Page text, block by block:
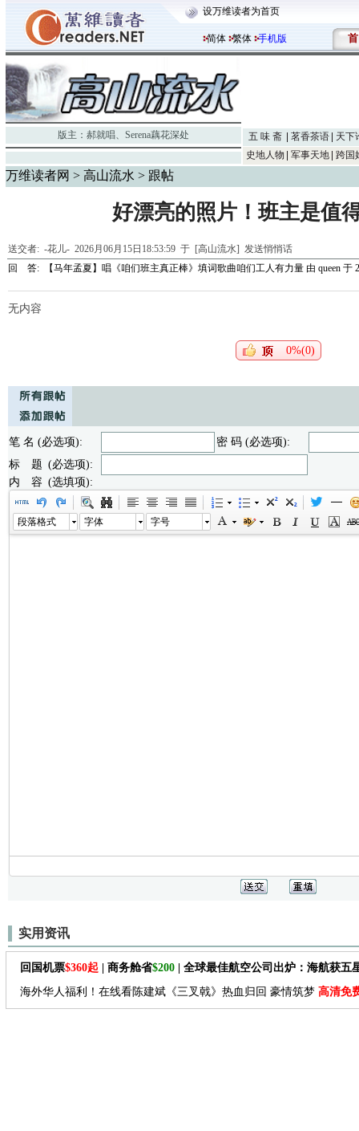
设万维读者为首页
简体 繁体 手机版 首
版主： 郝就唱、 Serena藕花深处 五 味 斋 茗香茶语
天下
史地人物
军事天地 跨国
万维读者网 > 高山流水 > 跟帖
好漂亮的照片！班主是值
送交者: -花儿- 2026月06月15日18:53:59 于 [高山流水] 发送悄悄话
回 答:
【马年孟夏】唱《咱们班主真正棒》填词歌曲咱们工人有力量 由 queen 于
无内容
0%(0)
笔 名 (必选项):
密 码 (必选项):
标 题 (必选项):
内 容 (选填项):
段落格式 字体 字号
实用资讯
回国机票$360起 | 商务舱省$200 | 全球最佳航空公司出炉：海航获五
海外华人福利！在线看陈建斌《三叉戟》热血归回 豪情筑梦 高清免